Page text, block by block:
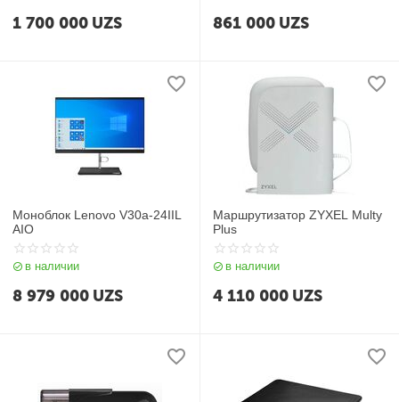
1 700 000 UZS 861 000 UZS
Моноблок Lenovo V30a-24IIL
AIO
в наличии
8 979 000 UZS
Маршрутизатор ZYXEL Multy
Plus
в наличии
4 110 000 UZS